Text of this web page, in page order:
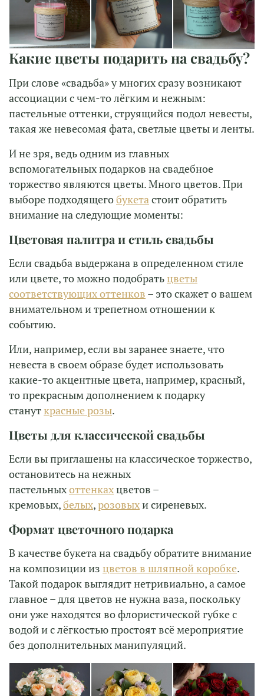
Какие цветы подарить на свадьбу?
При слове «свадьба» у многих сразу возникают
ассоциации с чем-то лёгким и нежным:
пастельные оттенки, струящийся подол невесты,
такая же невесомая фата, светлые цветы и ленты.
И не зря, ведь одним из главных
вспомогательных подарков на свадебное
торжество являются цветы. Много цветов. При
выборе подходящегобукетастоит обратить
внимание на следующие моменты:
Цветовая палитра и стиль свадьбы
Если свадьба выдержана в определенном стиле
или цвете, то можно подобрать цветы
соответствующих оттенков – это скажет о вашем
внимательном и трепетном отношении к
событию.
Или, например, если вы заранее знаете, что
невеста в своем образе будет использовать
какие-то акцентные цвета, например, красный,
то прекрасным дополнением к подарку
станут красные розы.
Цветы для классической свадьбы
Если вы приглашены на классическое торжество,
остановитесь на нежных
пастельныхоттенкахцветов –
кремовых,белых,розовыхи сиреневых.
Формат цветочного подарка
В качестве букета на свадьбу обратите внимание
на композиции из цветов в шляпной коробке.
Такой подарок выглядит нетривиально, а самое
главное – для цветов не нужна ваза, поскольку
они уже находятся во флористической губке с
водой и с лёгкостью простоят всё мероприятие
без дополнительных манипуляций.